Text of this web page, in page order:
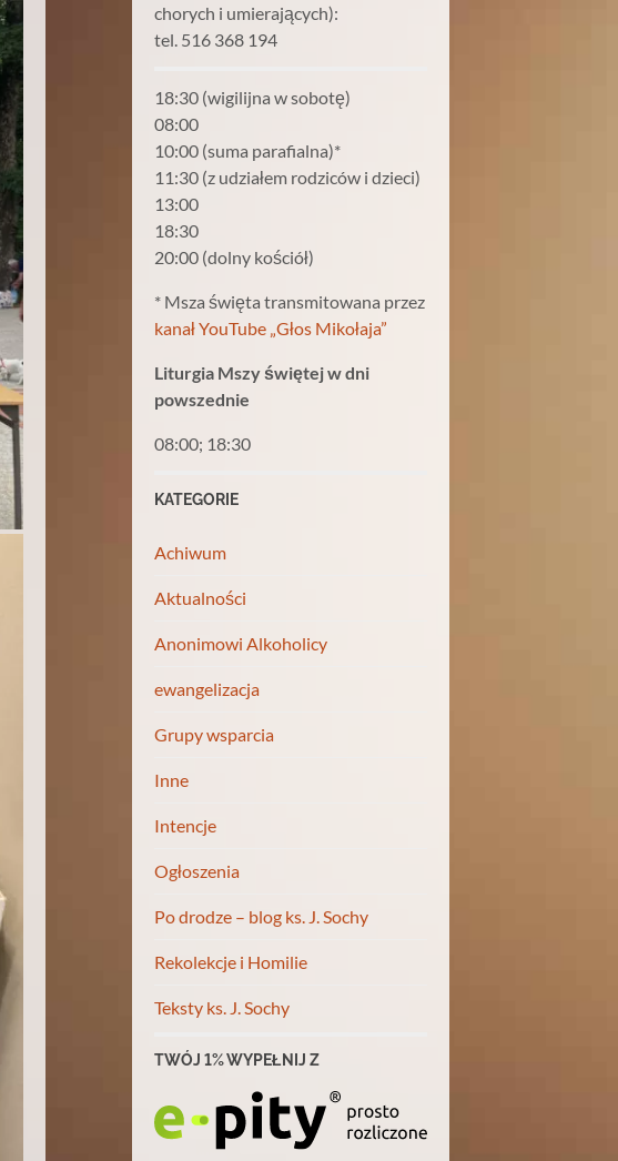
chorych i umierających):
tel. 516 368 194
18:30 (wigilijna w sobotę)
08:00
10:00 (suma parafialna)*
11:30 (z udziałem rodziców i dzieci)
13:00
18:30
20:00 (dolny kościół)
* Msza święta transmitowana przez
kanał YouTube „Głos Mikołaja”
Liturgia Mszy świętej w dni
powszednie
08:00; 18:30
KATEGORIE
Achiwum
Aktualności
Anonimowi Alkoholicy
ewangelizacja
Grupy wsparcia
Inne
Intencje
Ogłoszenia
Po drodze – blog ks. J. Sochy
Rekolekcje i Homilie
Teksty ks. J. Sochy
TWÓJ 1% WYPEŁNIJ Z